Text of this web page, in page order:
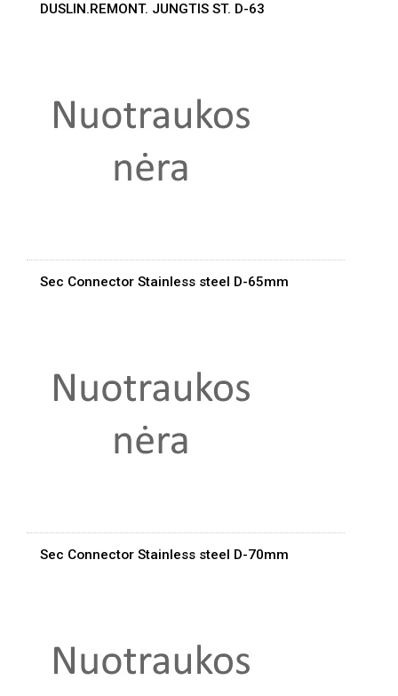
DUSLIN.REMONT. JUNGTIS ST. D-63
Sec Connector Stainless steel D-65mm
Sec Connector Stainless steel D-70mm